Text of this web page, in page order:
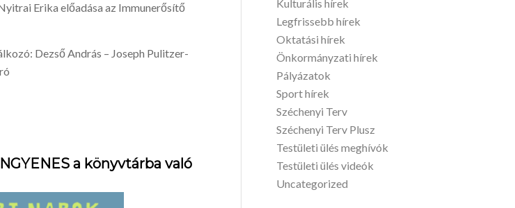
Erika előadása az Immunerősítő
Dezső András – Joseph Pulitzer-
a könyvtárba való
Kulturális hírek
Legfrissebb hírek
Oktatási hírek
Önkormányzati hírek
Pályázatok
Sport hírek
Széchenyi Terv
Széchenyi Terv Plusz
Testületi ülés meghívók
Testületi ülés videók
Uncategorized